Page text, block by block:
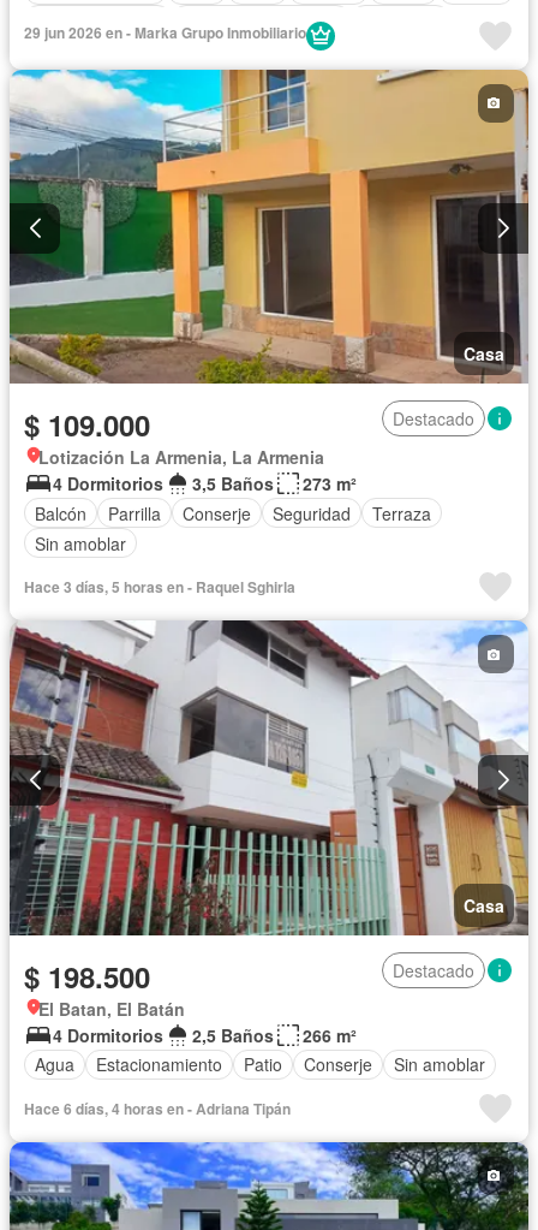
Garita de guardianía
Sin amoblar
29 jun 2026 en - Marka Grupo Inmobiliario
Casa
$ 109.000
Destacado
Lotización La Armenia, La Armenia
4 Dormitorios
3,5 Baños
273 m²
Balcón
Parrilla Conserje Seguridad
Terraza
Sin amoblar
Hace 3 días, 5 horas en - Raquel Sghirla
Casa
$ 198.500
Destacado
El Batan, El Batán
4 Dormitorios
2,5 Baños
266 m²
Agua
Estacionamiento Patio Conserje Sin amoblar
Hace 6 días, 4 horas en - Adriana Tipán